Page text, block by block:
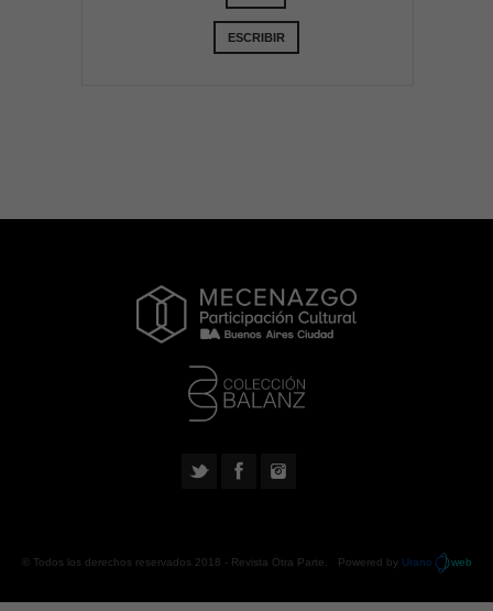
ESCRIBIR
© Todos los derechos reservados 2018 - Revista Otra Parte . Powered by Urano web